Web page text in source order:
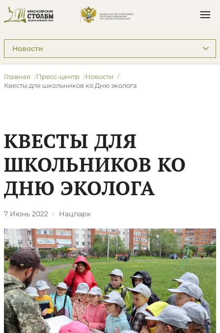
Подразделы: Пресс-центр
Главная Пресс-центр
Новости
Квесты для школьников ко Дню эколога
КВЕСТЫ ДЛЯ
ШКОЛЬНИКОВ КО
ДНЮ ЭКОЛОГА
7 Июнь 2022 · Нацпарк